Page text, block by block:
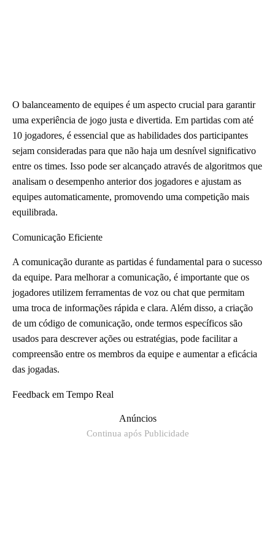
O balanceamento de equipes é um aspecto crucial para garantir
uma experiência de jogo justa e divertida. Em partidas com até
10 jogadores, é essencial que as habilidades dos participantes
sejam consideradas para que não haja um desnível significativo
entre os times. Isso pode ser alcançado através de algoritmos que
analisam o desempenho anterior dos jogadores e ajustam as
equipes automaticamente, promovendo uma competição mais
equilibrada.
Comunicação Eficiente
A comunicação durante as partidas é fundamental para o sucesso
da equipe. Para melhorar a comunicação, é importante que os
jogadores utilizem ferramentas de voz ou chat que permitam
uma troca de informações rápida e clara. Além disso, a criação
de um código de comunicação, onde termos específicos são
usados para descrever ações ou estratégias, pode facilitar a
compreensão entre os membros da equipe e aumentar a eficácia
das jogadas.
Feedback em Tempo Real
Anúncios
Continua após Publicidade